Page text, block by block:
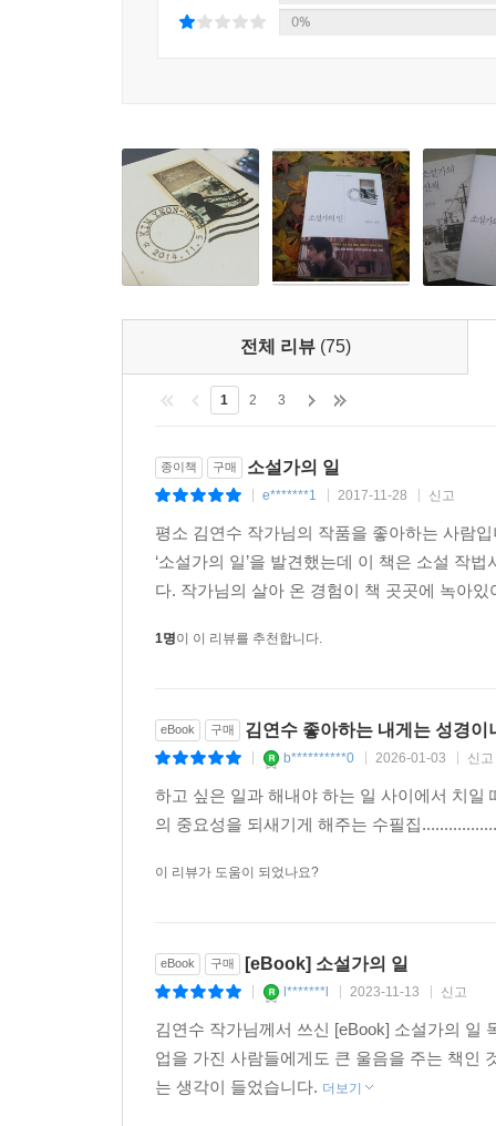
캐릭터를 만드는 방법에 대해서 누군가 묻는다
‘바로 그 사람’에게 시간과 노력을 쏟고, 그 사람
만드는 일에만 해당될 것이며,
좌절과 절망이 소설에서 왜 그렇게 중요하냐면,
생각만 바뀌는 건 무의미하다. 말과 행동과 표정과
삶의 순간순간, 말과 행동과 표정과 몸짓이 어
우리는 대화를 나눌 때 자주 서로를 오해하는데,
나와 타인이 서로 다르며, 어떤 방법으로도 우리
조금씩 성장해나간다.
아무런 일도 하지 않는다면 상처도 없겠지만 성
그의 말대로, 하루에 세 시간, 5매만, 느리게, 일
용기는 동사와 결합할 때만 유효하다. 제아무리
다정하고 위트 있게, 동시에 정확하고 아름다운
써내려가는 한 편의 긴 소설일지도 모르겠다. 이
0%
전체 리뷰 (75)
1 2 3
종이책 구매 소설가의 일
e*******1 2017-11-28 신고
평소 김연수 작가님의 작품을 좋아하는 사람
‘소설가의 일’을 발견했는데 이 책은 소설 작
다. 작가님의 살아 온 경험이 책 곳곳에 녹아
1명이 이 리뷰를 추천합니다.
eBook 구매 김연수 좋아하는 내게는 성경이
b**********0 2026-01-03 신고
하고 싶은 일과 해내야 하는 일 사이에서 치일
의 중요성을 되새기게 해주는 수필집
이 리뷰가 도움이 되었나요?
eBook 구매 [eBook] 소설가의 일
l*******l 2023-11-13 신고
김연수 작가님께서 쓰신 [eBook] 소설가의 일
업을 가진 사람들에게도 큰 울음을 주는 책인
는 생각이 들었습니다. 더보기